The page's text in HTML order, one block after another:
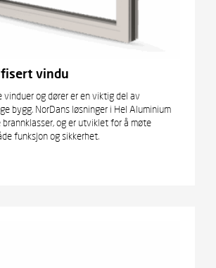
vindu
vinduer og dører er en viktig del av
bygg. NorDans løsninger i Hel Aluminium
brannklasser, og er utviklet for å møte
funksjon og sikkerhet.